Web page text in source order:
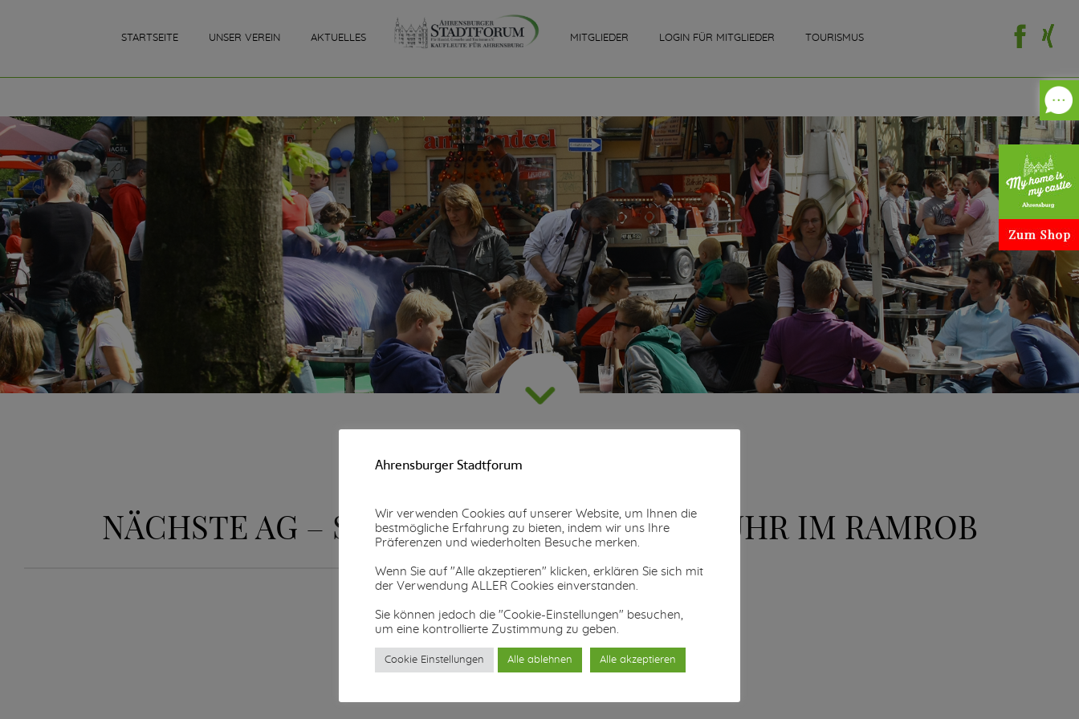
STARTSEITE UNSER VEREIN AKTUELLES MITGLIEDER LOGIN FÜR MITGLIEDER TOURISMUS
NÄCHSTE AG – SITZUNG 01.03.2023 UM 19 UHR IM RAMROB
Ahrensburger Stadtforum
Wir verwenden Cookies auf unserer Website, um Ihnen die
bestmögliche Erfahrung zu bieten, indem wir uns Ihre
Präferenzen und wiederholten Besuche merken.
Wenn Sie auf "Alle akzeptieren" klicken, erklären Sie sich mit
der Verwendung ALLER Cookies einverstanden.
Sie können jedoch die "Cookie-Einstellungen" besuchen,
um eine kontrollierte Zustimmung zu geben.
Cookie Einstellungen Alle ablehnen Alle akzeptieren